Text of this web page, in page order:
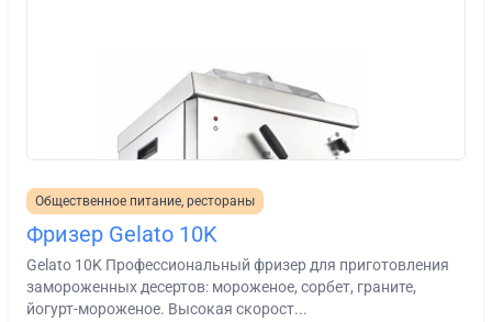
Общественное питание, рестораны
Фризер Gelato 10K
Gelato 10K Профессиональный фризер для приготовления
замороженных десертов: мороженое, сорбет, граните,
йогурт-мороженое. Высокая скорост...